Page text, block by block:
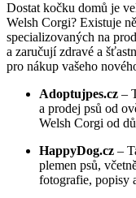
Dostat kočku domů je
Welsh Corgi? Existuje
specializovaných na
a zaručují zdravé a
pro nákup vašeho
Adoptujpes.cz –
a prodej psů od
Welsh Corgi od
HappyDog.cz –
plemen psů,
fotografie, popisy